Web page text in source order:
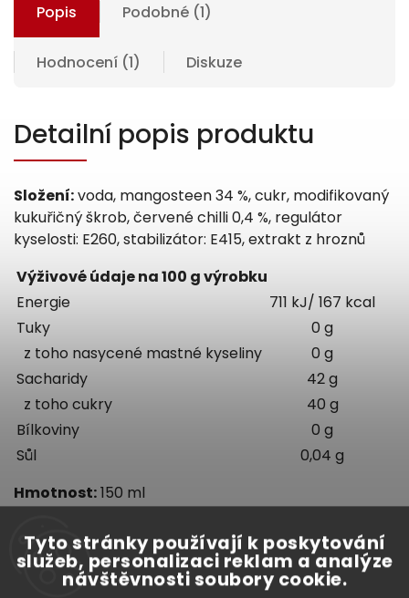
Tyto stránky používají k poskytování
služeb, personalizaci reklam a analýze
návštěvnosti soubory cookie.
Popis Podobné (1)
Hodnocení (1) Diskuze
Detailní popis produktu
Složení:voda, mangosteen 34 %, cukr, modifikovaný
kukuřičný škrob, červené chilli 0,4 %, regulátor
kyselosti: E260, stabilizátor: E415, extrakt z hroznů
Výživové údaje na 100 g výrobku
Energie
711 kJ/ 167 kcal
Tuky
0 g
z toho nasycené mastné kyseliny
0 g
Sacharidy
42 g
z toho cukry
40 g
Bílkoviny
0 g
Sůl
0,04 g
Hmotnost:150 ml